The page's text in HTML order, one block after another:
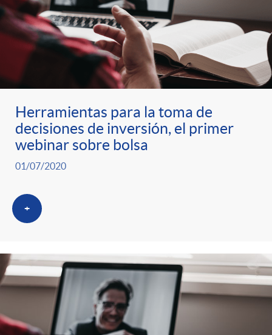
s
Herramientas para la toma de
decisiones de inversión, el primer
webinar sobre bolsa
01/07/2020
+